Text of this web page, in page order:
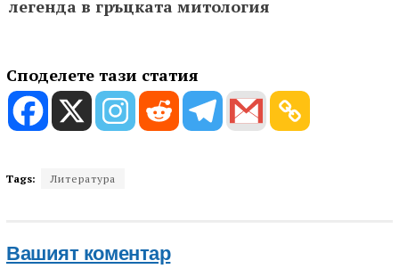
легенда в гръцката митология
Споделете тази статия
Tags: Литература
Вашият коментар